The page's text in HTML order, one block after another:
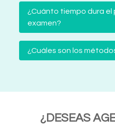
¿Cuánto tiempo dura el
examen?
¿Cuáles son los
¿DESEAS